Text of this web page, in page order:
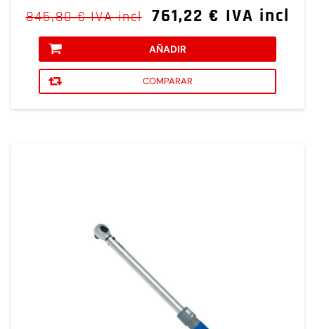
845,80 € IVA incl 761,22 € IVA incl
AÑADIR
COMPARAR